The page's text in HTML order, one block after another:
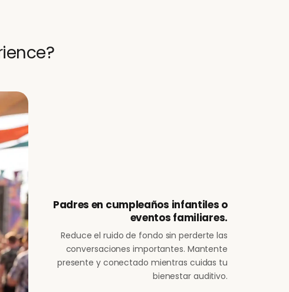
Padres en cumpleaños infantiles o
eventos familiares.
Reduce el ruido de fondo sin perderte las
conversaciones importantes. Mantente
presente y conectado mientras cuidas tu
bienestar auditivo.